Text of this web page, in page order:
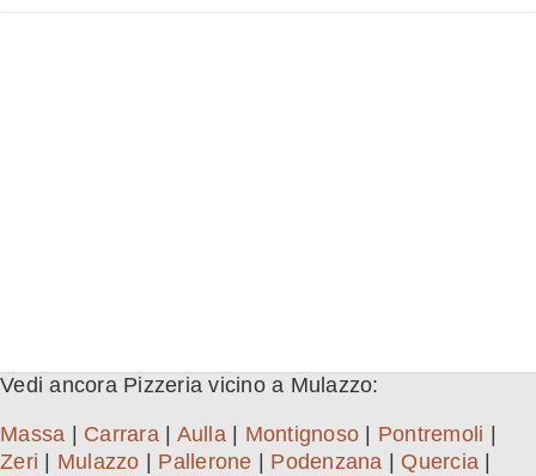
Vedi ancora Pizzeria vicino a Mulazzo:
Massa Carrara| Aulla| Montignoso Pontremoli
Zeri
Mulazzo Pallerone Podenzana Quercia